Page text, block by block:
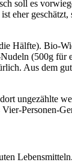
soll es
eher
Hälfte). Bio-
(500g für
Aus dem
ungezählte
Personen-
Lebensmitteln.